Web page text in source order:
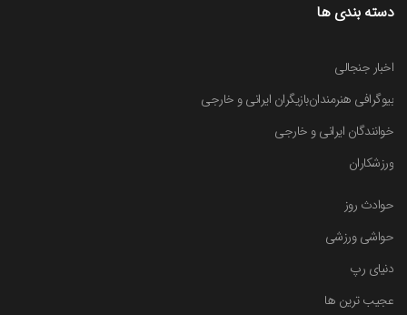
دسته بندی ها
اخبار جنجالی
بیوگرافی هنرمندانبازیگران ایرانی و خارجی
خوانندگان ایرانی و خارجی
ورزشکاران
حوادث روز
حواشی ورزشی
دنیای رپ
عجیب ترین ها